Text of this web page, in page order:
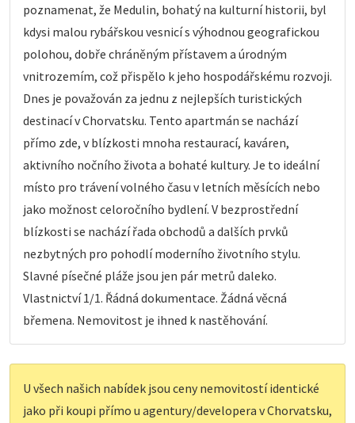
poznamenat, že Medulin, bohatý na kulturní historii, byl
kdysi malou rybářskou vesnicí s výhodnou geografickou
polohou, dobře chráněným přístavem a úrodným
vnitrozemím, což přispělo k jeho hospodářskému rozvoji.
Dnes je považován za jednu z nejlepších turistických
destinací v Chorvatsku. Tento apartmán se nachází
přímo zde, v blízkosti mnoha restaurací, kaváren,
aktivního nočního života a bohaté kultury. Je to ideální
místo pro trávení volného času v letních měsících nebo
jako možnost celoročního bydlení. V bezprostřední
blízkosti se nachází řada obchodů a dalších prvků
nezbytných pro pohodlí moderního životního stylu.
Slavné písečné pláže jsou jen pár metrů daleko.
Vlastnictví 1/1. Řádná dokumentace. Žádná věcná
břemena. Nemovitost je ihned k nastěhování.
U všech našich nabídek jsou ceny nemovitostí identické
jako při koupi přímo u agentury/developera v Chorvatsku,